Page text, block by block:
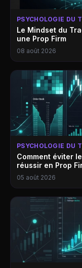
PSYCHOLOGIE DU
Le Mindset du
une Prop Firm
08 août 2026
PSYCHOLOGIE DU
Comment éviter
réussir en Prop
05 août 2026